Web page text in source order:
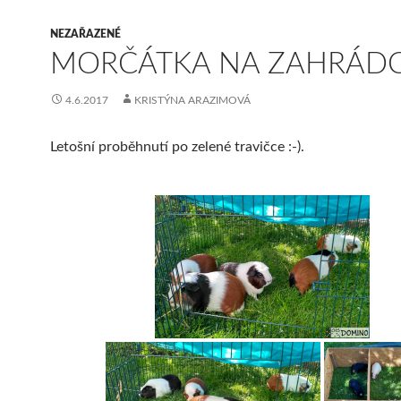
NEZAŘAZENÉ
MORČÁTKA NA
4.6.2017 KRISTÝNA ARAZIMOVÁ
Letošní proběhnutí po zelené travičce :-).